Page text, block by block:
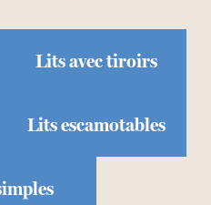
Lits avec tiroirs
Lits escamotables